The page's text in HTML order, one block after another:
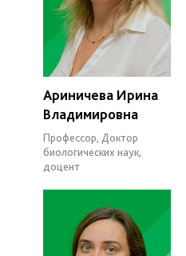
Ариничева Ирина
Владимировна
Профессор, Доктор
биологических наук,
доцент